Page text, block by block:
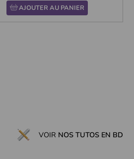
AJOUTER AU PANIER
VOIR NOS TUTOS EN BD